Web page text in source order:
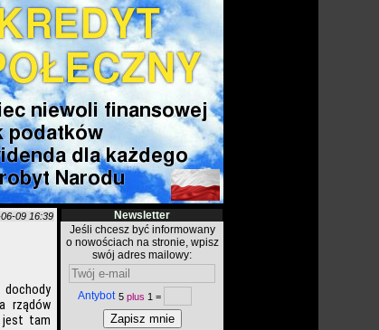
09 16:39
rządów
jest tam
Newsletter
Jeśli chcesz być informowany
o nowościach na stronie, wpisz
swój adres mailowy:
Antybot 5 plus 1 =